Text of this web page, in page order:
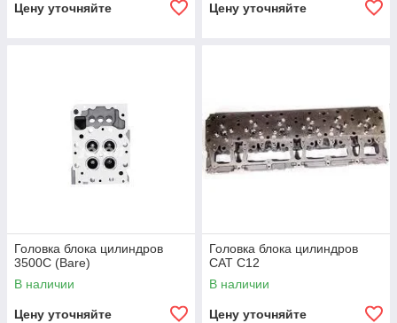
Цену уточняйте Цену уточняйте
Головка блока цилиндров
3500C (Bare)
В наличии
Цену уточняйте
Головка блока цилиндров
CAT C12
В наличии
Цену уточняйте